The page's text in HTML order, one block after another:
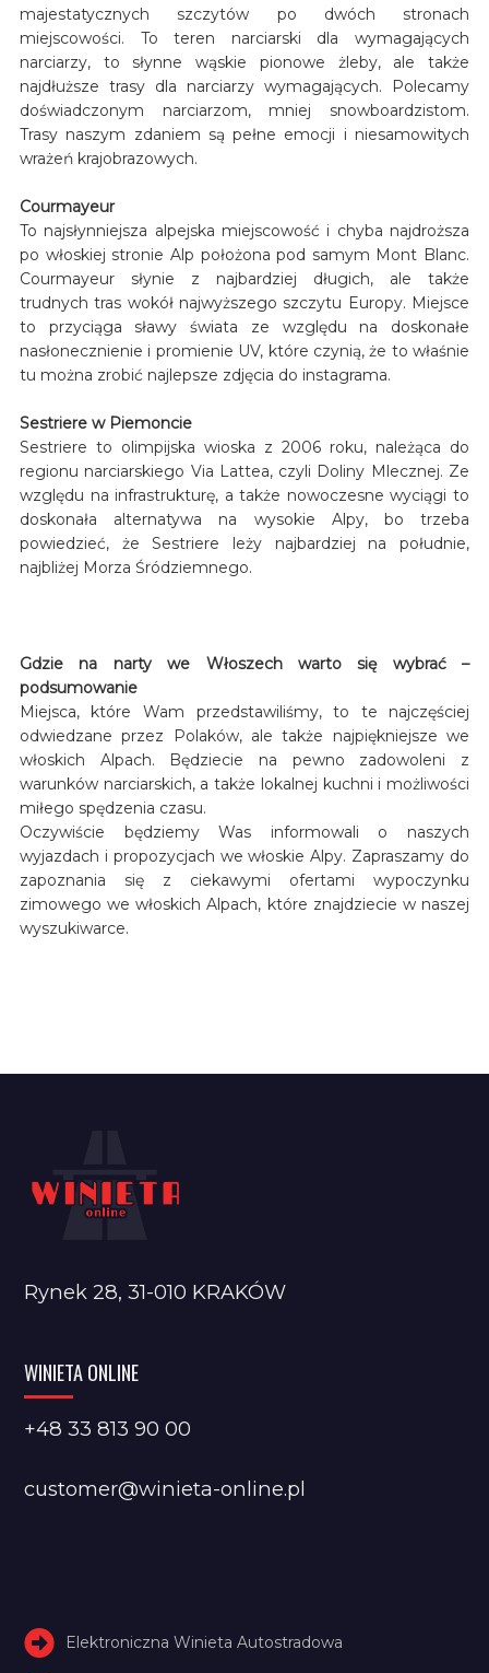
majestatycznych szczytów po dwóch stronach
miejscowości. To teren narciarski dla wymagających
narciarzy, to słynne wąskie pionowe żleby, ale także
najdłuższe trasy dla narciarzy wymagających. Polecamy
doświadczonym narciarzom, mniej snowboardzistom.
Trasy naszym zdaniem są pełne emocji i niesamowitych
wrażeń krajobrazowych.
Courmayeur
To najsłynniejsza alpejska miejscowość i chyba najdroższa
po włoskiej stronie Alp położona pod samym Mont Blanc.
Courmayeur słynie z najbardziej długich, ale także
trudnych tras wokół najwyższego szczytu Europy. Miejsce
to przyciąga sławy świata ze względu na doskonałe
nasłonecznienie i promienie UV, które czynią, że to właśnie
tu można zrobić najlepsze zdjęcia do instagrama.
Sestriere w Piemoncie
Sestriere to olimpijska wioska z 2006 roku, należąca do
regionu narciarskiego Via Lattea, czyli Doliny Mlecznej. Ze
względu na infrastrukturę, a także nowoczesne wyciągi to
doskonała alternatywa na wysokie Alpy, bo trzeba
powiedzieć, że Sestriere leży najbardziej na południe,
najbliżej Morza Śródziemnego.
Gdzie na narty we Włoszech warto się wybrać –
podsumowanie
Miejsca, które Wam przedstawiliśmy, to te najczęściej
odwiedzane przez Polaków, ale także najpiękniejsze we
włoskich Alpach. Będziecie na pewno zadowoleni z
warunków narciarskich, a także lokalnej kuchni i możliwości
miłego spędzenia czasu.
Oczywiście będziemy Was informowali o naszych
wyjazdach i propozycjach we włoskie Alpy. Zapraszamy do
zapoznania się z ciekawymi ofertami wypoczynku
zimowego we włoskich Alpach, które znajdziecie w naszej
wyszukiwarce.
Rynek 28, 31-010 KRAKÓW
WINIETA ONLINE
+48 33 813 90 00
customer@winieta-online.pl
Elektroniczna Winieta Autostradowa